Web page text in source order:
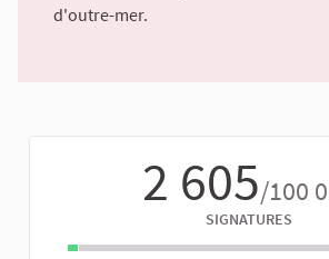
d'outre-mer.
2 605/100
SIGNATURES